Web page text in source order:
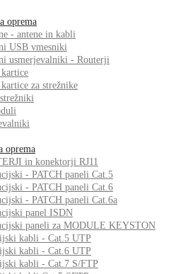
oprema
- antene in kabli
USB vmesniki
usmerjevalniki - Routerji
za strežnike
oprema
in konektorji RJ11
- PATCH paneli Cat.5
- PATCH paneli Cat.6
- PATCH paneli Cat.6a
panel ISDN
paneli za MODULE KEYSTON
kabli - Cat.5 UTP
kabli - Cat.6 UTP
kabli - Cat.7 S/FTP